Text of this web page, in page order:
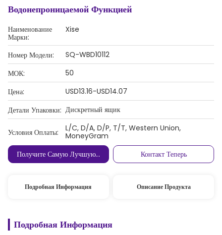
Водонепроницаемой Функцией
Наименование
Марки:
Xise
Номер Модели:
SQ-WBD10112
МОК:
50
Цена:
USD13.16-USD14.07
Детали Упаковки: Дискретный ящик
Условия Оплаты:
L/C, D/A, D/P, T/T, Western Union,
MoneyGram
Получите Самую Лучшую Цену
Контакт Теперь
Подробная Информация Описание Продукта
Подробная Информация